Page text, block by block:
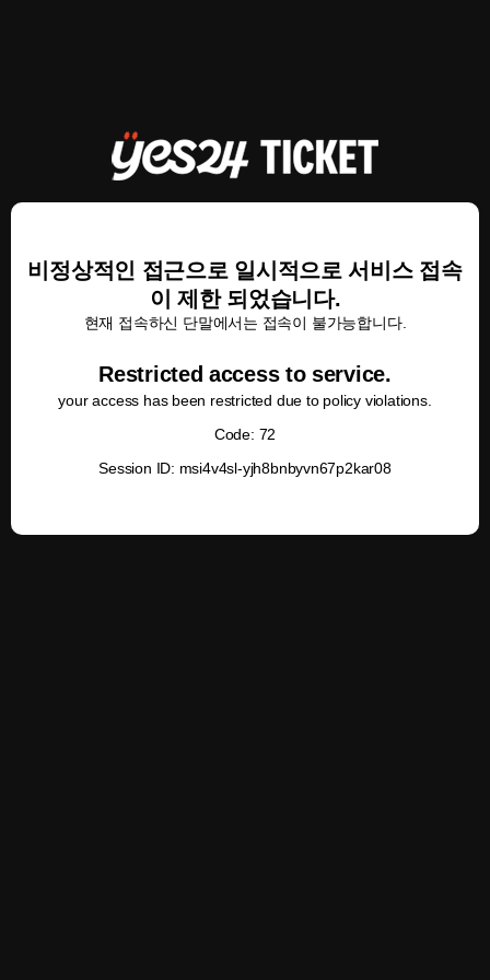
비정상적인 접근으로 일시적으로 서비스 접속
이 제한 되었습니다.
현재 접속하신 단말에서는 접속이 불가능합니다.
Restricted access to service.
your access has been restricted due to policy violations.
Code: 72
Session ID: msi4v4sl-yjh8bnbyvn67p2kar08